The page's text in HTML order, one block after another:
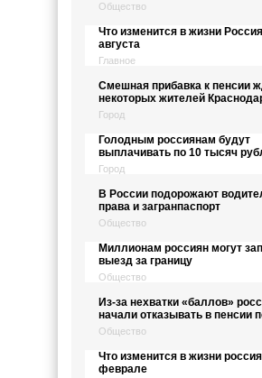
Общество
Что изменится в жизни
августа
Главное
Смешная прибавка к пенсии
некоторых жителей
Город
Голодным россиянам будут
выплачивать по 10 тысяч
Город
В России подорожают
права и загранпаспорт
Общество
Миллионам россиян могут
выезд за границу
Общество
Из-за нехватки «баллов»
начали отказывать в пенсии
Общество
Что изменится в жизни
феврале